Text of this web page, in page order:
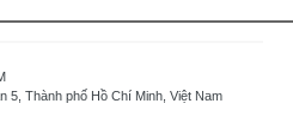
5, Thành phố Hồ Chí Minh, Việt Nam